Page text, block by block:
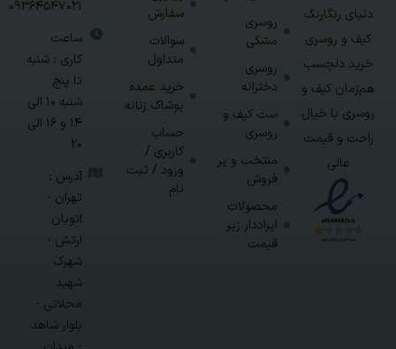
دنیای رنگارنگ
کیف و روسری
خرید دلچسب
هم‌زمان کیف و
روسری با خیال
راحت و قیمت
عالی
روسری
مشکی
روسری
دخترانه
ست کیف و
روسری
منتخب و پر
فروش
محصولات
ایراددار زیر
قیمت
سفارش
سوالات
متداول
خرید عمده
پوشاک زنانه
حساب
کاربری /
ورود / ثبت
نام
09364547021
ساعت
کاری : شنبه
تا پنج
شنبه 10 الی
14 و 16 الی
20
آدرس :
تهران -
اتوبان
ارتش -
شهرک
شهید
محلاتی -
بلوار شاهد